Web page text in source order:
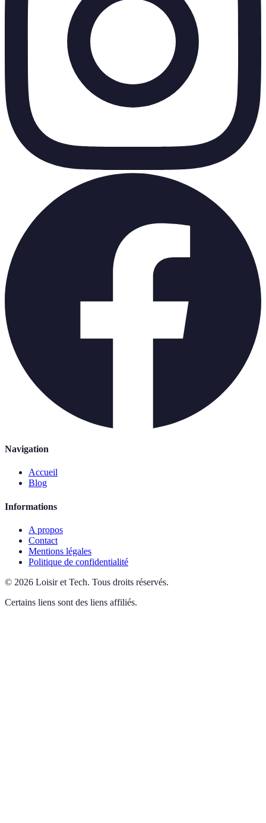
Navigation
Accueil
Blog
Informations
A propos
Contact
Mentions légales
Politique de confidentialité
© 2026 Loisir et Tech. Tous droits réservés.
Certains liens sont des liens affiliés.